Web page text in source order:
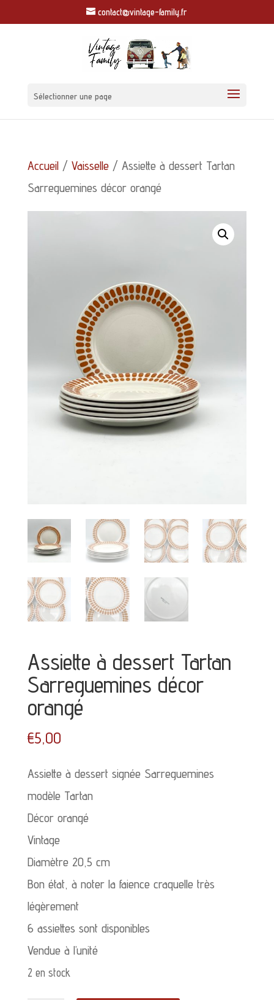
contact@vintage-family.fr
Sélectionner une page
Accueil/ Vaisselle/ Assiette à dessert Tartan
Sarreguemines décor orangé
Assiette à dessert Tartan
Sarreguemines décor
orangé
€5,00
Assiette à dessert signée Sarreguemines
modèle Tartan
Décor orangé
Vintage
Diamètre 20,5 cm
Bon état, à noter la faience craquelle très
légèrement
6 assiettes sont disponibles
Vendue à l’unité
2 en stock